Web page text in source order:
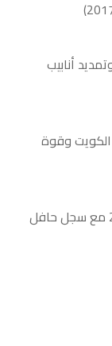
أنابيب
الكويت وقوة
نعمل في السوق الكويتي منذ عام 2017 مع سجل حافل